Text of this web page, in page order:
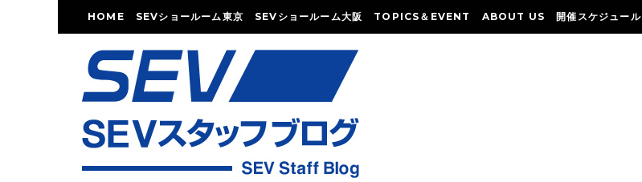
HOME SEVショールーム東京 SEVショールーム大阪 TOPICS＆EVENT ABOUT US 開催スケジュール